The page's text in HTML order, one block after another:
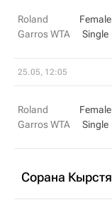
Roland
Garros WTA
Female
Single
25.05, 12:05
Roland
Garros WTA
Female
Single
Сорана Кырстя